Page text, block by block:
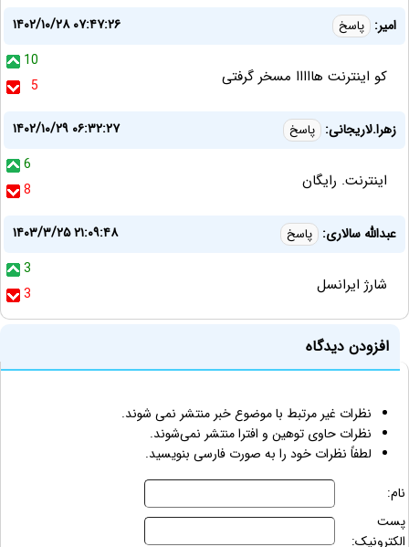
امیر: پاسخ
۱۴۰۲/۱۰/۲۸ ۰۷:۴۷:۲۶
10
5
کو اینترنت هااااا مسخر گرفتی
زهرا.لاریجانی: پاسخ
۱۴۰۲/۱۰/۲۹ ۰۶:۳۲:۲۷
6
8
اینترنت. رایگان
عبدالله سالاری: پاسخ
۱۴۰۳/۳/۲۵ ۲۱:۰۹:۴۸
3
3
شارژ ایرانسل
افزودن دیدگاه
نظرات غیر مرتبط با موضوع خبر منتشر نمی شوند.
نظرات حاوی توهین و افترا منتشر نمی‌شوند.
لطفاً نظرات خود را به صورت فارسی بنویسید.
نام:
پست
الکترونیک: